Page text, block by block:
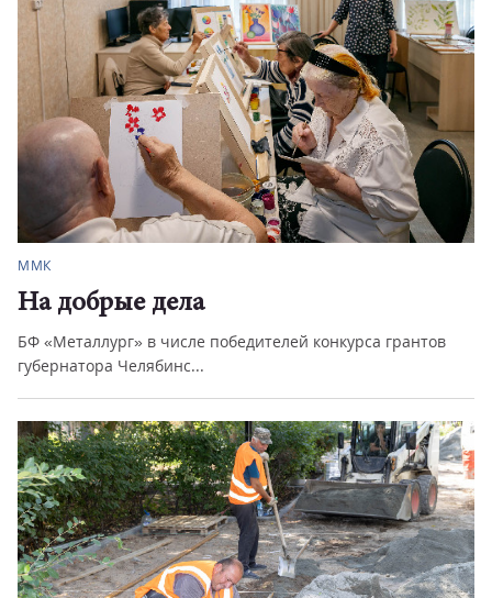
ММК
На добрые дела
БФ «Металлург» в числе победителей конкурса грантов
губернатора Челябинс...